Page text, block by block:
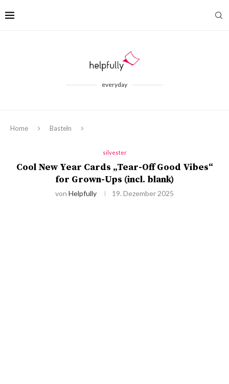
everyday
Home Basteln
silvester
Cool New Year Cards „Tear-Off Good Vibes“
for Grown-Ups (incl. blank)
von Helpfully 19. Dezember 2025